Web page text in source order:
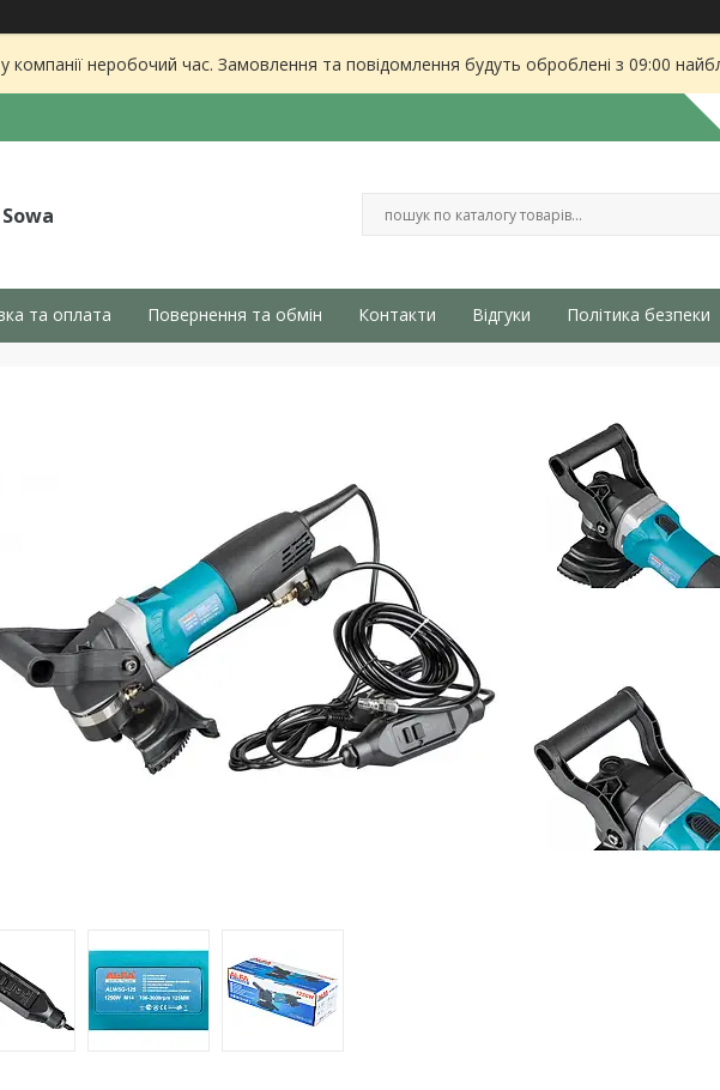
компанії неробочий час. Замовлення та повідомлення будуть оброблені з 09:00
Sowa
та оплата Повернення та обмін Контакти Відгуки Політика безпеки